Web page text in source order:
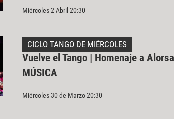
Miércoles 2 Abril 20:30
CICLO TANGO DE MIÉRCOLES
Vuelve el Tango | Homenaje a Alorsa
MÚSICA
Miércoles 30 de Marzo 20:30